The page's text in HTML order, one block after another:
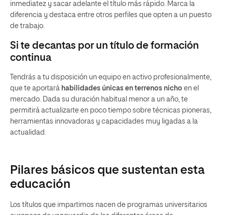
inmediatez y sacar adelante el título más rápido. Marca la
diferencia y destaca entre otros perfiles que opten a un puesto
de trabajo.
Si te decantas por un título de formación
continua
Tendrás a tu disposición un equipo en activo profesionalmente,
que te aportará habilidades únicas en terrenos nicho en el
mercado. Dada su duración habitual menor a un año, te
permitirá actualizarte en poco tiempo sobre técnicas pioneras,
herramientas innovadoras y capacidades muy ligadas a la
actualidad.
Pilares básicos que sustentan esta
educación
Los títulos que impartimos nacen de programas universitarios